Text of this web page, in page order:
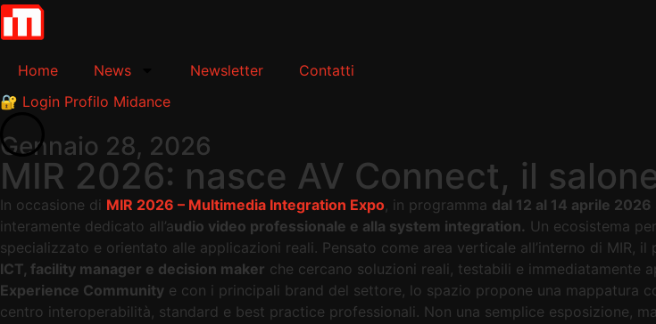
Home News Newsletter
Contatti
🔐 Login Profilo Midance
Gennaio 28, 2026
MIR 2026: nasce AV Connect, il
In occasione di MIR 2026 – Multimedia Integration Expo, in programma dal 12 al 14 aprile 2026
interamente dedicato all’audio video professionale e alla system integration. Un ecosistema
specializzato e orientato alle applicazioni reali. Pensato come area verticale all’interno di MIR,
ICT, facility manager e decision maker che cercano soluzioni reali, testabili e immediatamente
Experience Community e con i principali brand del settore, lo spazio propone una mappatura
centro interoperabilità, standard e best practice professionali. Non una semplice esposizione,